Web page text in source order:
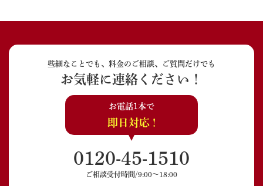
些細なことでも、料金のご相談、ご質問だけでも
お気軽に連絡ください！
お電話1本で
即日対応 !
0120-45-1510
ご相談受付時間/9:00〜18:00